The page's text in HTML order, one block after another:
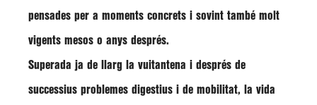
pensades per a moments concrets i sovint també molt
vigents mesos o anys després.
Superada ja de llarg la vuitantena i després de
successius problemes digestius i de mobilitat, la vida